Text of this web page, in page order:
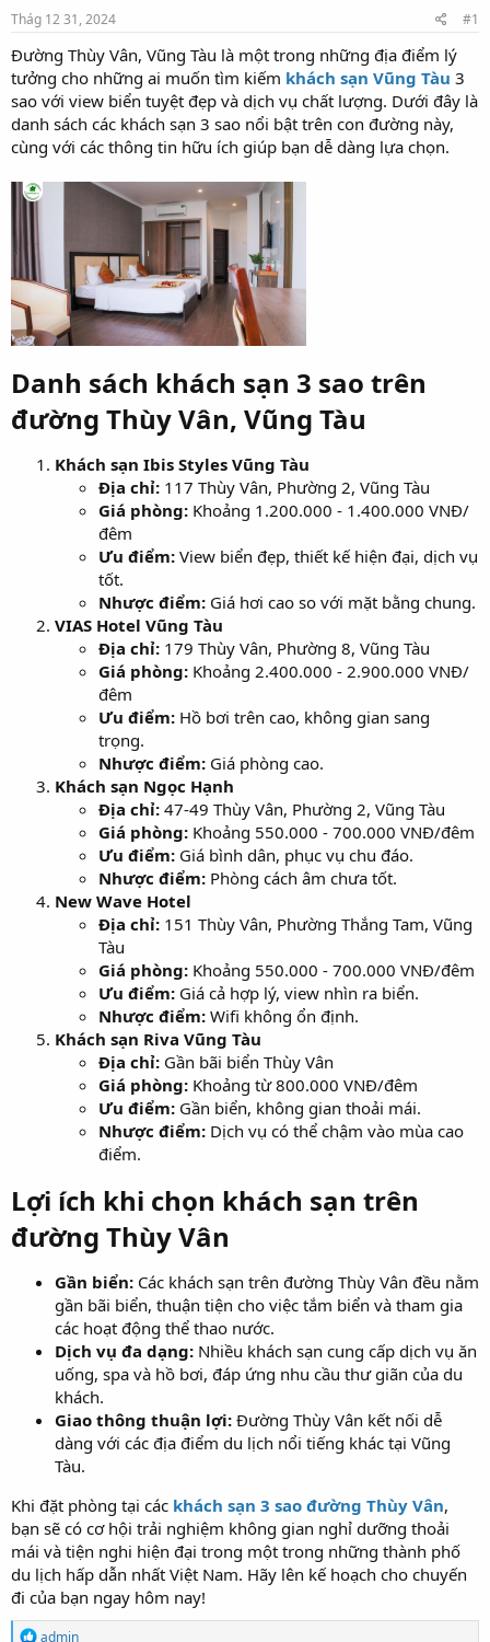
s
t
a
r
t
e
r
a
t
e
Thág 12 31, 2024 #1
Đường Thùy Vân, Vũng Tàu là một trong những địa điểm lý
tưởng cho những ai muốn tìm kiếm khách sạn Vũng Tàu 3
sao với view biển tuyệt đẹp và dịch vụ chất lượng. Dưới đây là
danh sách các khách sạn 3 sao nổi bật trên con đường này,
cùng với các thông tin hữu ích giúp bạn dễ dàng lựa chọn.
Danh sách khách sạn 3 sao trên
đường Thùy Vân, Vũng Tàu
Khách sạn Ibis Styles Vũng Tàu
Địa chỉ: 117 Thùy Vân, Phường 2, Vũng Tàu
Giá phòng: Khoảng 1.200.000 - 1.400.000 VNĐ/
đêm
Ưu điểm: View biển đẹp, thiết kế hiện đại, dịch vụ
tốt.
Nhược điểm: Giá hơi cao so với mặt bằng chung.
VIAS Hotel Vũng Tàu
Địa chỉ: 179 Thùy Vân, Phường 8, Vũng Tàu
Giá phòng: Khoảng 2.400.000 - 2.900.000 VNĐ/
đêm
Ưu điểm: Hồ bơi trên cao, không gian sang
trọng.
Nhược điểm: Giá phòng cao.
Khách sạn Ngọc Hạnh
Địa chỉ: 47-49 Thùy Vân, Phường 2, Vũng Tàu
Giá phòng: Khoảng 550.000 - 700.000 VNĐ/đêm
Ưu điểm: Giá bình dân, phục vụ chu đáo.
Nhược điểm: Phòng cách âm chưa tốt.
New Wave Hotel
Địa chỉ: 151 Thùy Vân, Phường Thắng Tam, Vũng
Tàu
Giá phòng: Khoảng 550.000 - 700.000 VNĐ/đêm
Ưu điểm: Giá cả hợp lý, view nhìn ra biển.
Nhược điểm: Wifi không ổn định.
Khách sạn Riva Vũng Tàu
Địa chỉ: Gần bãi biển Thùy Vân
Giá phòng: Khoảng từ 800.000 VNĐ/đêm
Ưu điểm: Gần biển, không gian thoải mái.
Nhược điểm: Dịch vụ có thể chậm vào mùa cao
điểm.
Lợi ích khi chọn khách sạn trên
đường Thùy Vân
Gần biển: Các khách sạn trên đường Thùy Vân đều nằm
gần bãi biển, thuận tiện cho việc tắm biển và tham gia
các hoạt động thể thao nước.
Dịch vụ đa dạng: Nhiều khách sạn cung cấp dịch vụ ăn
uống, spa và hồ bơi, đáp ứng nhu cầu thư giãn của du
khách.
Giao thông thuận lợi: Đường Thùy Vân kết nối dễ
dàng với các địa điểm du lịch nổi tiếng khác tại Vũng
Tàu.
Khi đặt phòng tại các khách sạn 3 sao đường Thùy Vân,
bạn sẽ có cơ hội trải nghiệm không gian nghỉ dưỡng thoải
mái và tiện nghi hiện đại trong một trong những thành phố
du lịch hấp dẫn nhất Việt Nam. Hãy lên kế hoạch cho chuyến
đi của bạn ngay hôm nay!
R
admin